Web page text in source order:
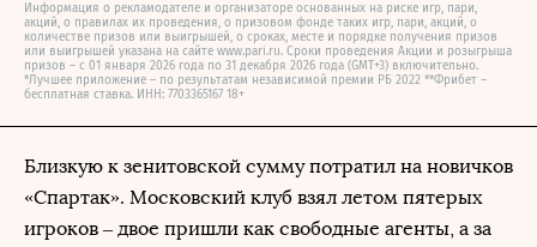
Информация о рекламодателе и организаторе основанных на риске игр, пари,
акций, о правилах их проведения, о призовом фонде таких игр, пари, акций, о
количестве призов или выигрышей, о сроках, месте и порядке получения призов
или выигрышей указана на сайте www.pari.ru. Сроки проведения Акции и розыгрыша
призов – с 01 января 2026 года по 31 декабря 2026 года (GMT+3) включительно.
*Лучшее приложение – по результатам независимой премии РБ 2022 **Фрибет –
бесплатная ставка. ИНН: 7703365167 18+
Близкую к зенитовской сумму потратил на новичков
«Спартак». Московский клуб взял летом пятерых
игроков – двое пришли как свободные агенты, а за